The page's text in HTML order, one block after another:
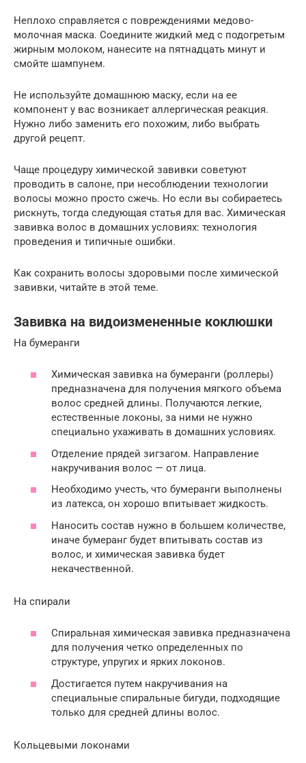
Неплохо справляется с повреждениями медово-
молочная маска. Соедините жидкий мед с подогретым
жирным молоком, нанесите на пятнадцать минут и
смойте шампунем.
Не используйте домашнюю маску, если на ее
компонент у вас возникает аллергическая реакция.
Нужно либо заменить его похожим, либо выбрать
другой рецепт.
Чаще процедуру химической завивки советуют
проводить в салоне, при несоблюдении технологии
волосы можно просто сжечь. Но если вы собираетесь
рискнуть, тогда следующая статья для вас. Химическая
завивка волос в домашних условиях: технология
проведения и типичные ошибки.
Как сохранить волосы здоровыми после химической
завивки, читайте в этой теме.
Завивка на видоизмененные коклюшки
На бумеранги
Химическая завивка на бумеранги (роллеры)
предназначена для получения мягкого объема
волос средней длины. Получаются легкие,
естественные локоны, за ними не нужно
специально ухаживать в домашних условиях.
Отделение прядей зигзагом. Направление
накручивания волос — от лица.
Необходимо учесть, что бумеранги выполнены
из латекса, он хорошо впитывает жидкость.
Наносить состав нужно в большем количестве,
иначе бумеранг будет впитывать состав из
волос, и химическая завивка будет
некачественной.
На спирали
Спиральная химическая завивка предназначена
для получения четко определенных по
структуре, упругих и ярких локонов.
Достигается путем накручивания на
специальные спиральные бигуди, подходящие
только для средней длины волос.
Кольцевыми локонами